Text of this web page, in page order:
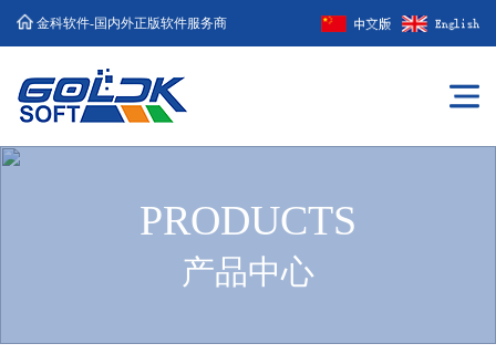
金科软件-国内外正版软件服务商
PRODUCTS
产品中心